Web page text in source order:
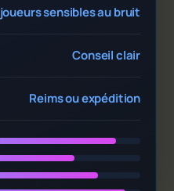
joueurs sensibles au bruit
Conseil clair
Reims ou expédition